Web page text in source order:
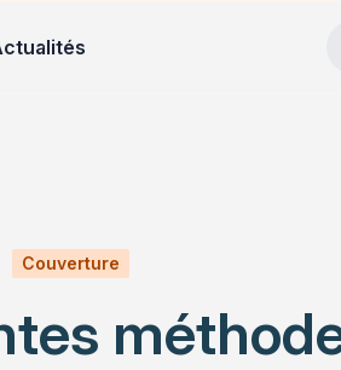
Couverture